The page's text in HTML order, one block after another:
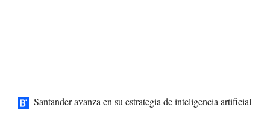
Santander avanza en su estrategia de inteligencia artificial